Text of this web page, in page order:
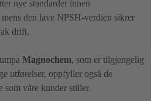
nye standarder innen
den lave NPSH-verdien sikrer
drift.
Magnochem, som er tilgjengelig
utførelser, oppfyller også de
som våre kunder stiller.